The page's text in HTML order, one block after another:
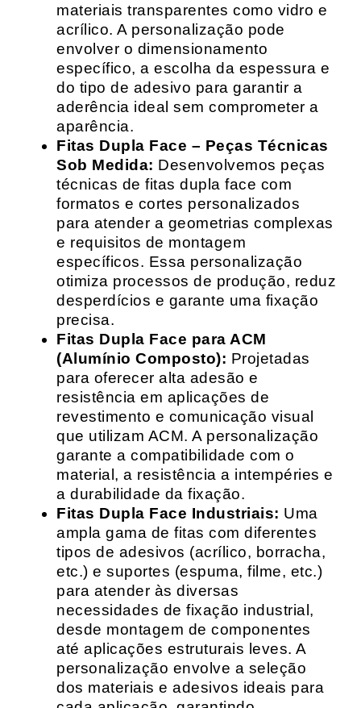
materiais transparentes como vidro e
acrílico. A personalização pode
envolver o dimensionamento
específico, a escolha da espessura e
do tipo de adesivo para garantir a
aderência ideal sem comprometer a
aparência.
Fitas Dupla Face – Peças Técnicas
Sob Medida: Desenvolvemos peças
técnicas de fitas dupla face com
formatos e cortes personalizados
para atender a geometrias complexas
e requisitos de montagem
específicos. Essa personalização
otimiza processos de produção, reduz
desperdícios e garante uma fixação
precisa.
Fitas Dupla Face para ACM
(Alumínio Composto): Projetadas
para oferecer alta adesão e
resistência em aplicações de
revestimento e comunicação visual
que utilizam ACM. A personalização
garante a compatibilidade com o
material, a resistência a intempéries e
a durabilidade da fixação.
Fitas Dupla Face Industriais: Uma
ampla gama de fitas com diferentes
tipos de adesivos (acrílico, borracha,
etc.) e suportes (espuma, filme, etc.)
para atender às diversas
necessidades de fixação industrial,
desde montagem de componentes
até aplicações estruturais leves. A
personalização envolve a seleção
dos materiais e adesivos ideais para